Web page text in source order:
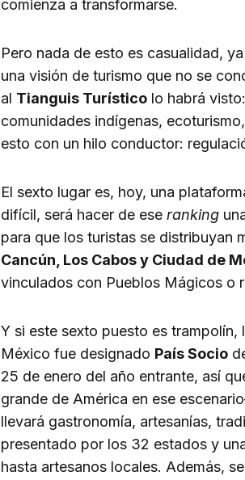
comienza a transformarse.
Pero nada de esto es casualidad,
una visión de turismo que no se
al Tianguis Turístico lo habrá
comunidades indígenas,
esto con un hilo conductor:
El sexto lugar es, hoy, una
difícil, será hacer de ese ranking
para que los turistas se distribuyan
Cancún, Los Cabos y Ciudad de
vinculados con Pueblos Mágicos o
Y si este sexto puesto es trampolín,
México fue designado País Socio
25 de enero del año entrante, así
grande de América en ese
llevará gastronomía, artesanías,
presentado por los 32 estados y
hasta artesanos locales. Además,